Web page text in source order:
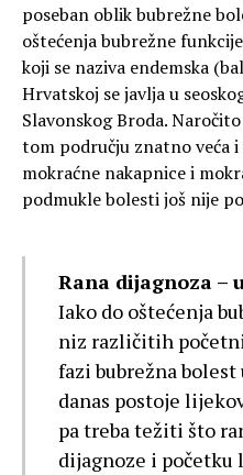
poseban oblik bubrežne
oštećenja bubrežne
koji se naziva endemska
Hrvatskoj se javlja u
Slavonskog Broda.
tom području znatno veća
mokraćne nakapnice i
podmukle bolesti još nije
Rana dijagnoza –
Iako do oštećenja
niz različitih
fazi bubrežna
danas postoje
pa treba težiti što
dijagnoze i